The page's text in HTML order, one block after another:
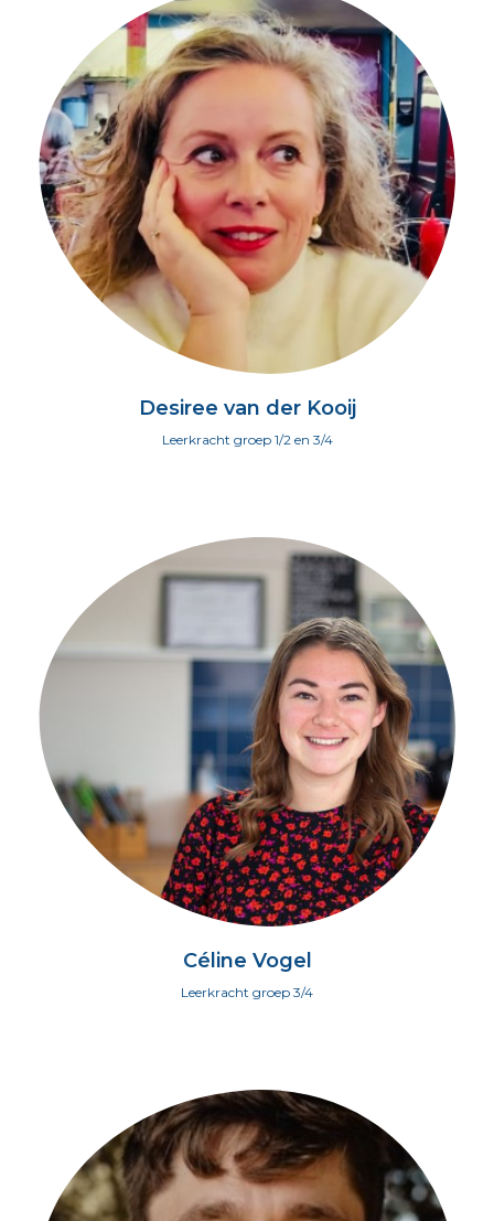
Desiree van der Kooij
Leerkracht groep 1/2 en 3/4
Céline Vogel
Leerkracht groep 3/4